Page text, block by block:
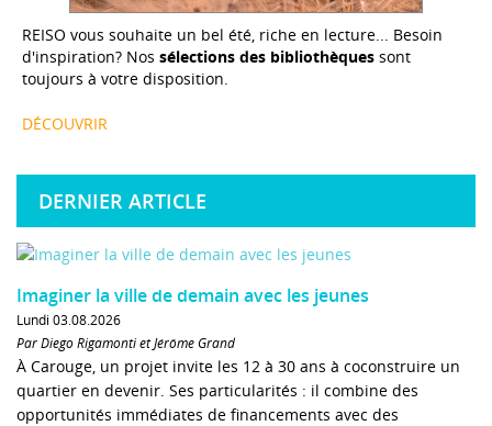
REISO vous souhaite un bel été, riche en lecture... Besoin
d'inspiration? Nos sélections des bibliothèques sont
toujours à votre disposition.
DÉCOUVRIR
DERNIER ARTICLE
Imaginer la ville de demain avec les jeunes
Lundi 03.08.2026
Par Diego Rigamonti et Jérôme Grand
À Carouge, un projet invite les 12 à 30 ans à coconstruire un
quartier en devenir. Ses particularités : il combine des
opportunités immédiates de financements avec des